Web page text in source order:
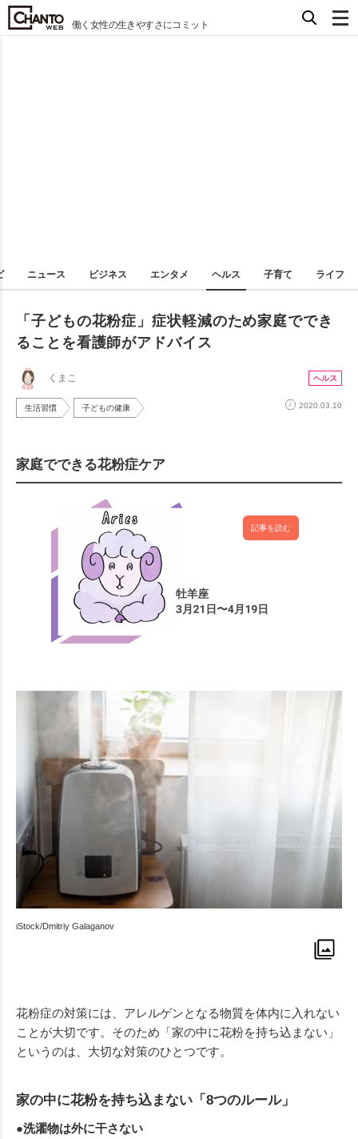
働く女性の生きやすさにコミット
ニュース ビジネス エンタメ ヘルス 子育て ライフ
「子どもの花粉症」症状軽減のため家庭ででき
ることを看護師がアドバイス
くまこ ヘルス
生活習慣 子どもの健康 2020.03.10
家庭でできる花粉症ケア
記事を読む
iStock/Dmitriy Galaganov
花粉症の対策には、アレルゲンとなる物質を体内に入れない
ことが大切です。そのため「家の中に花粉を持ち込まない」
というのは、大切な対策のひとつです。
家の中に花粉を持ち込まない「8つのルール」
●洗濯物は外に干さない